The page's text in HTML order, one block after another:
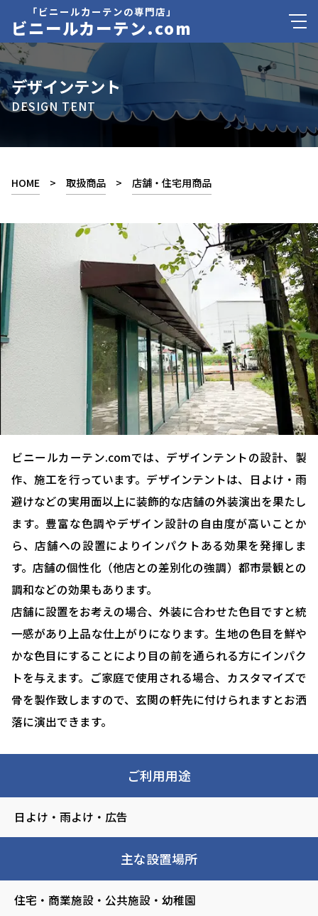
「ビニールカーテンの専門店」
ビニールカーテン.com
デザインテント
DESIGN TENT
HOME > 取扱商品 > 店舗・住宅用商品
ビニールカーテン.comでは、デザインテントの設計、製
作、施工を行っています。デザインテントは、日よけ・雨
避けなどの実用面以上に装飾的な店舗の外装演出を果たし
ます。豊富な色調やデザイン設計の自由度が高いことか
ら、店舗への設置によりインパクトある効果を発揮しま
す。店舗の個性化（他店との差別化の強調）都市景観との
調和などの効果もあります。
店舗に設置をお考えの場合、外装に合わせた色目ですと統
一感があり上品な仕上がりになります。生地の色目を鮮や
かな色目にすることにより目の前を通られる方にインパク
トを与えます。ご家庭で使用される場合、カスタマイズで
骨を製作致しますので、玄関の軒先に付けられますとお洒
落に演出できます。
ご利用用途
日よけ・雨よけ・広告
主な設置場所
住宅・商業施設・公共施設・幼稚園